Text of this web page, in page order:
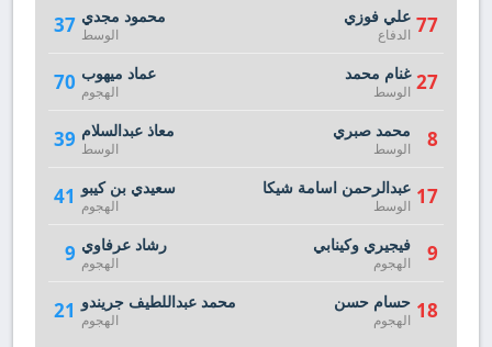
37 محمود مجدي
الوسط
70 عماد ميهوب
الهجوم
39 معاذ عبدالسلام
الوسط
41 سعيدي بن كيبو
الهجوم
9 رشاد عرفاوي
الهجوم
21 محمد عبداللطيف جريندو
الهجوم
77 علي فوزي
الدفاع
27 غنام محمد
الوسط
8 محمد صبري
الوسط
17 عبدالرحمن اسامة شيكا
الوسط
9 فيجيري وكينابي
الهجوم
18 حسام حسن
الهجوم